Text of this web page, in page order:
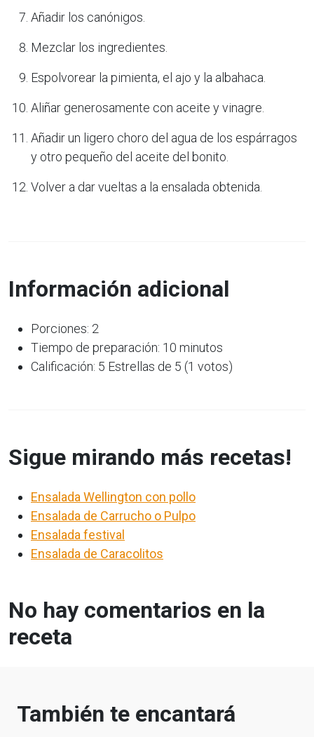
Añadir los canónigos.
Mezclar los ingredientes.
Espolvorear la pimienta, el ajo y la albahaca.
Aliñar generosamente con aceite y vinagre.
Añadir un ligero choro del agua de los espárragos
y otro pequeño del aceite del bonito.
Volver a dar vueltas a la ensalada obtenida.
Información adicional
Porciones: 2
Tiempo de preparación: 10 minutos
Calificación: 5 Estrellas de 5 (1 votos)
Sigue mirando más recetas!
Ensalada Wellington con pollo
Ensalada de Carrucho o Pulpo
Ensalada festival
Ensalada de Caracolitos
No hay comentarios en la
receta
También te encantará